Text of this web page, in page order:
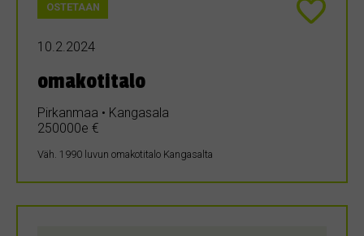
OSTETAAN
10.2.2024
omakotitalo
Pirkanmaa • Kangasala
250000e €
Väh. 1990 luvun omakotitalo Kangasalta